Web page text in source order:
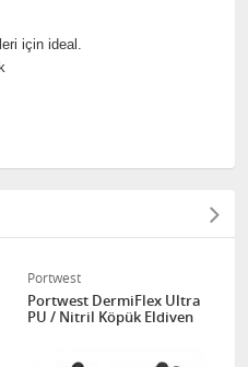
için ideal.
Portwest
Portwest DermiFlex Ultra
PU / Nitril Köpük Eldiven